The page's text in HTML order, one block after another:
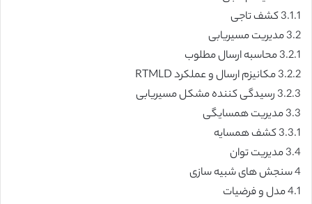
3.1.1 کشف تاجی
3.2 مدیریت مسیریابی
3.2.1 محاسبه ارسال مطلوب
3.2.2 مکانیزم ارسال و عملکرد RTMLD
3.2.3 رسیدگی کننده مشکل مسیریابی
3.3 مدیریت همسایگی
3.3.1 کشف همسایه
3.4 مدیریت توان
4 سنجش های شبیه سازی
4.1 مدل و فرضیات